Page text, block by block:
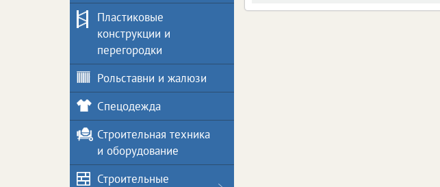
Пластиковые
конструкции и
перегородки
Рольставни и жалюзи
Спецодежда
Строительная техника
и оборудование
Строительные